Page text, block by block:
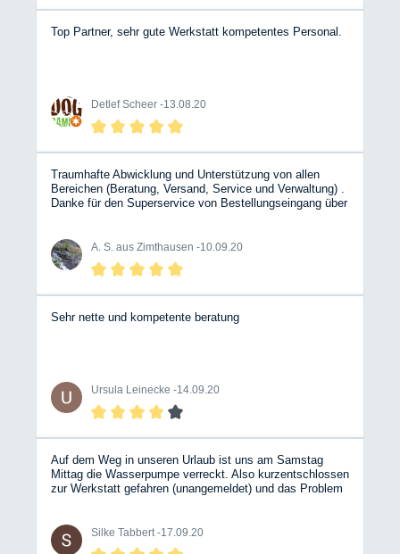
Top Partner, sehr gute Werkstatt kompetentes Personal.
Detlef Scheer -13.08.20
Traumhafte Abwicklung und Unterstützung von allen
Bereichen (Beratung, Versand, Service und Verwaltung) .
Danke für den Superservice von Bestellungseingang über
das alles innerhalb von 2(!) Tagen... WOW! BESSER
KANN ES WIRKLICH NICHT LAUFEN!! RIESENLOB
ANS BW TEAM
A. S. aus Zimthausen -10.09.20
Sehr nette und kompetente beratung
Ursula Leinecke -14.09.20
Auf dem Weg in unseren Urlaub ist uns am Samstag
Mittag die Wasserpumpe verreckt. Also kurzentschlossen
zur Werkstatt gefahren (unangemeldet) und das Problem
defekte Wasserpumpe getauscht. Alles gut erklärt,
entspannt und freundlich geblieben. Sehr netter und
Silke Tabbert -17.09.20